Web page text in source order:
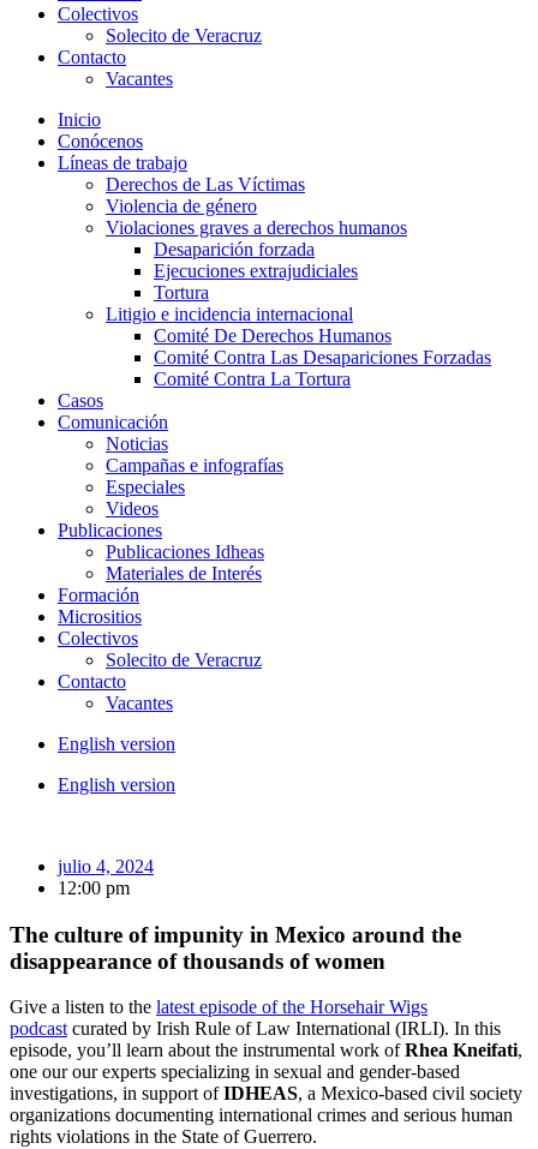
Colectivos
Solecito de Veracruz
Contacto
Vacantes
Inicio
Conócenos
Líneas de trabajo
Derechos de Las Víctimas
Violencia de género
Violaciones graves a derechos humanos
Desaparición forzada​
Ejecuciones extrajudiciales
Tortura
Litigio e incidencia internacional
Comité De Derechos Humanos​
Comité Contra Las Desapariciones Forzadas
Comité Contra La Tortura​
Casos
Comunicación
Noticias
Campañas e infografías
Especiales
Videos
Publicaciones
Publicaciones Idheas
Materiales de Interés
Formación
Micrositios
Colectivos
Solecito de Veracruz
Contacto
Vacantes
English version
English version
julio 4, 2024
12:00 pm
The culture of impunity in Mexico around the
disappearance of thousands of women
Give a listen to the latest episode of the Horsehair Wigs
podcastcurated by Irish Rule of Law International (IRLI). In this
episode, you’ll learn about the instrumental work ofRhea Kneifati,
one our our experts specializing in sexual and gender-based
investigations, in support ofIDHEAS, a Mexico-based civil society
organizations documenting international crimes and serious human
rights violations in the State of Guerrero.